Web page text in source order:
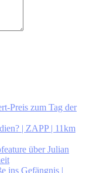
Preis zum Tag der
| ZAPP | 11km
über Julian
ins Gefängnis |